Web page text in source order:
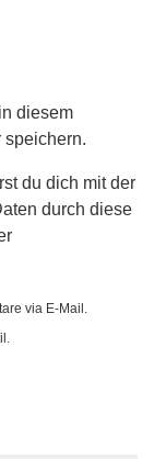
diesem
speichern.
du dich mit der
durch diese
via E-Mail.